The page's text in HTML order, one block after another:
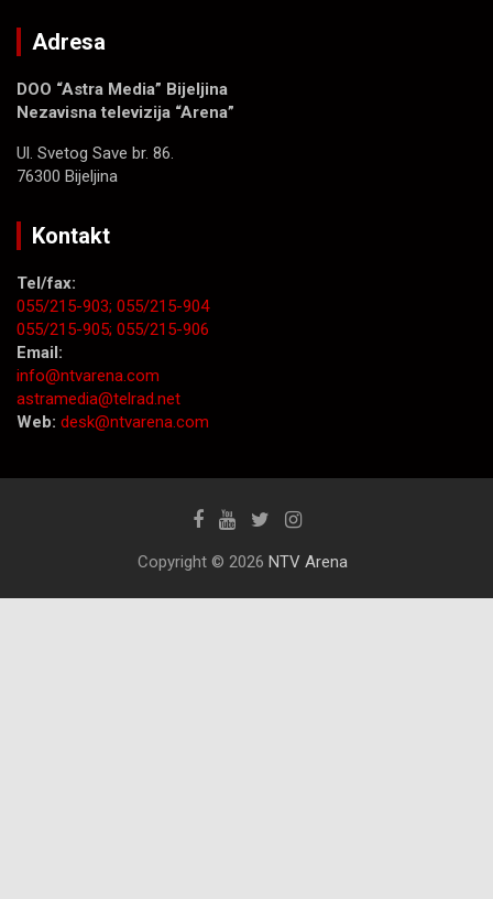
Adresa
DOO “Astra Media” Bijeljina
Nezavisna televizija “Arena”
Ul. Svetog Save br. 86.
76300 Bijeljina
Kontakt
Tel/fax:
055/215-903; 055/215-904
055/215-905; 055/215-906
Email:
info@ntvarena.com
astramedia@telrad.net
Web: desk@ntvarena.com
Copyright © 2026 NTV Arena